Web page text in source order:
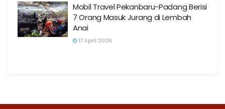
Mobil Travel Pekanbaru-Padang Berisi
7 Orang Masuk Jurang di Lembah
Anai
17 April 2026